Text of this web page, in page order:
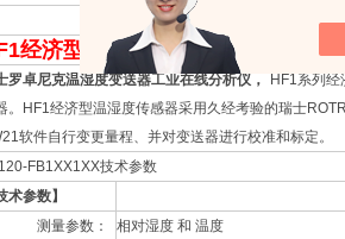
经济型温湿度 变送器：产品综述
罗卓尼克温湿度变送器工业在线分析仪 ， HF1系列经
。
HF1经济型温湿度传感器采用久经考验的瑞士
软件自行变更量程、并对变送器进行校准和标定。
FB1XX1XX技术参数
术参数】
测量参数：
相对湿度 和 温度